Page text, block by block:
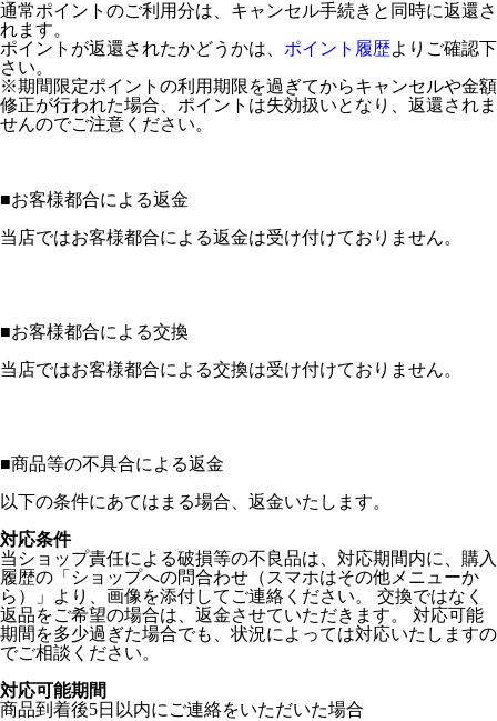
通常ポイントのご利用分は、キャンセル手続きと同時に返還さ
れます。
ポイントが返還されたかどうかは、 ポイント履歴よりご確認下
さい。
※期間限定ポイントの利用期限を過ぎてからキャンセルや金額
修正が行われた場合、ポイントは失効扱いとなり、返還されま
せんのでご注意ください。
■お客様都合による返金
当店ではお客様都合による返金は受け付けておりません。
■お客様都合による交換
当店ではお客様都合による交換は受け付けておりません。
■商品等の不具合による返金
以下の条件にあてはまる場合、返金いたします。
対応条件
当ショップ責任による破損等の不良品は、対応期間内に、購入
履歴の「ショップへの問合わせ（スマホはその他メニューか
ら）」より、画像を添付してご連絡ください。 交換ではなく
返品をご希望の場合は、返金させていただきます。 対応可能
期間を多少過ぎた場合でも、状況によっては対応いたしますの
でご相談ください。
対応可能期間
商品到着後5日以内にご連絡をいただいた場合